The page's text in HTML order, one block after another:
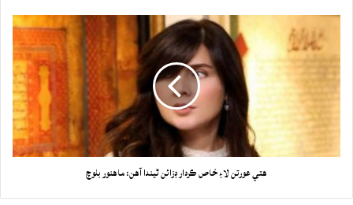
هتي عورتن لاءِ خاص ڪردار ڊزائن ٿيندا آهن: ماهنور بلوچ